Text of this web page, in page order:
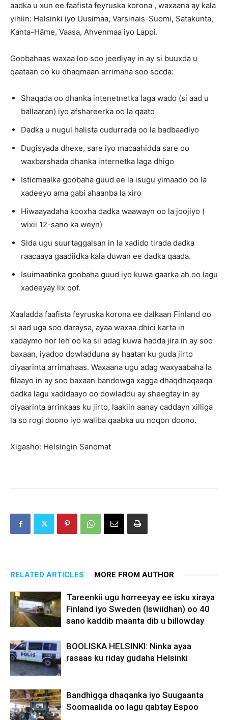
aadka u xun ee faafista feyruska korona , waxaana ay kala
yihiin: Helsinki iyo Uusimaa, Varsinais-Suomi, Satakunta,
Kanta-Häme, Vaasa, Ahvenmaa iyo Lappi.
Goobahaas waxaa loo soo jeediyay in ay si buuxda u
qaataan oo ku dhaqmaan arrimaha soo socda:
Shaqada oo dhanka intenetnetka laga wado (si aad u
ballaaran) iyo afshareerka oo la qaato
Dadka u nugul halista cudurrada oo la badbaadiyo
Dugisyada dhexe, sare iyo macaahidda sare oo
waxbarshada dhanka internetka laga dhigo
Isticmaalka goobaha guud ee la isugu yimaado oo la
xadeeyo ama gabi ahaanba la xiro
Hiwaayadaha kooxha dadka waawayn oo la joojiyo (
wixii 12-sano ka weyn)
Sida ugu suurtaggalsan in la xadido tirada dadka
raacaaya gaadiidka kala duwan ee dadka qaada.
Isuimaatinka goobaha guud iyo kuwa gaarka ah oo lagu
xadeeyay lix qof.
Xaaladda faafista feyruska korona ee dalkaan Finland oo
si aad uga soo daraysa, ayaa waxaa dhici karta in
xadaymo hor leh oo ka sii adag kuwa hadda jira in ay soo
baxaan, iyadoo dowladduna ay haatan ku guda jirto
diyaarinta arrimahaas. Waxaana ugu adag waxyaabaha la
filaayo in ay soo baxaan bandowga xagga dhaqdhaqaaqa
dadka lagu xadidaayo oo dowladdu ay sheegtay in ay
diyaarinta arrinkaas ku jirto, laakiin aanay caddayn xilliga
la so rogi doono iyo waliba qaabka uu noqon doono.
Xigasho: Helsingin Sanomat
RELATED ARTICLES MORE FROM AUTHOR
Tareenkii ugu horreeyay ee isku xiraya
Finland iyo Sweden (Iswiidhan) oo 40
sano kaddib maanta dib u billowday
BOOLISKA HELSINKI: Ninka ayaa
rasaas ku riday gudaha Helsinki
Bandhigga dhaqanka iyo Suugaanta
Soomaalida oo lagu qabtay Espoo